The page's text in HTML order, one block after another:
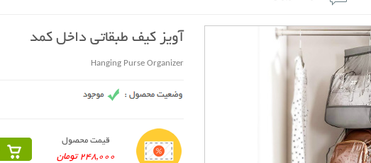
آویز کیف طبقاتی داخل کمد
Hanging Purse Organizer
قیمت محصول
248,000 تومان